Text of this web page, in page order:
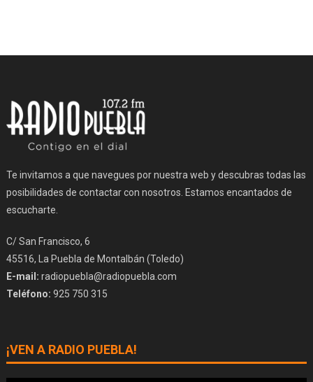
Te invitamos a que navegues por nuestra web y descubras todas las
posibilidades de contactar con nosotros. Estamos encantados de
escucharte.
C/ San Francisco, 6
45516, La Puebla de Montalbán (Toledo)
E-mail: radiopuebla@radiopuebla.com
Teléfono: 925 750 315
¡VEN A RADIO PUEBLA!